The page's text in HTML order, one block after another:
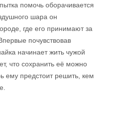
помочь оборачивается
шара он
где его принимают за
почувствовав
начинает жить чужой
что сохранить её можно
ему предстоит решить, кем